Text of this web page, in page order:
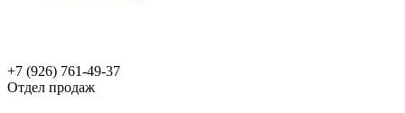
+7 (926) 761-49-37
Отдел продаж